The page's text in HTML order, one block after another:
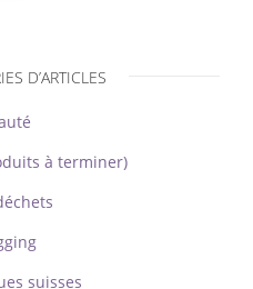
D’ARTICLES
à terminer)
suisses